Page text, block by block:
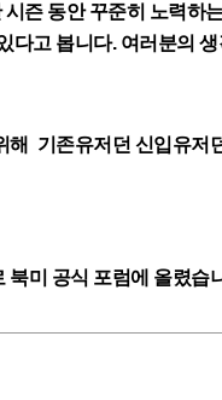
즌 동안 꾸준히 노력하
다고 봅니다. 여러분의
해 기존유저던 신입유저
북미 공식 포럼에 올렸습